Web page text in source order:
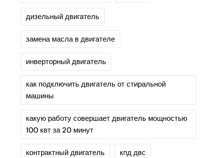
дизельный двигатель
замена масла в двигателе
инверторный двигатель
как подключить двигатель от стиральной
машины
какую работу совершает двигатель мощностью
100 квт за 20 минут
контрактный двигатель кпд двс